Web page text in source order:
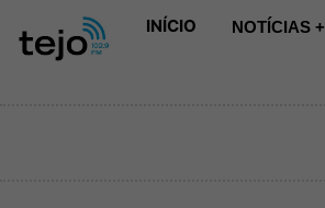
INÍCIO NOTÍCIAS +